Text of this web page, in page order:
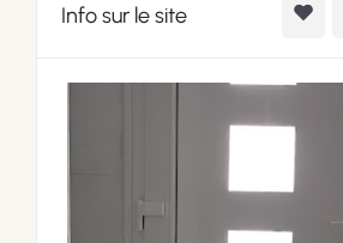
Info sur le site